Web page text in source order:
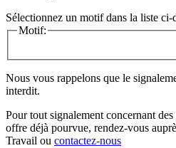
Sélectionnez un motif dans la liste ci-
Motif:
Nous vous rappelons que le
interdit.
Pour tout signalement concernant des
offre déjà pourvue, rendez-vous
Travail ou contactez-nous